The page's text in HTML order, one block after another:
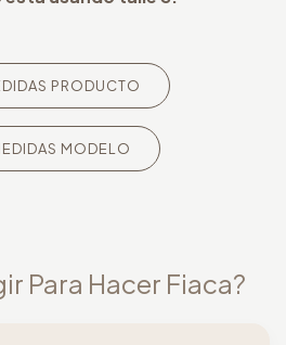
PRODUCTO
MODELO
Para Hacer Fiaca?